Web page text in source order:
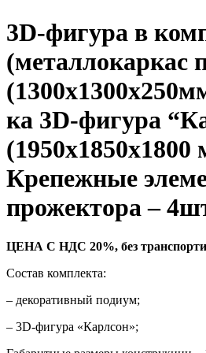
3D-фигура в
(металлокаркас
ка 3D-фигура
(1950х1850х1800
Крепежные
прожектора –
ЦЕНА С НДС 20%, без
Состав комплекта:
– декоративный подиум;
– 3D-фигура «Карлсон»;